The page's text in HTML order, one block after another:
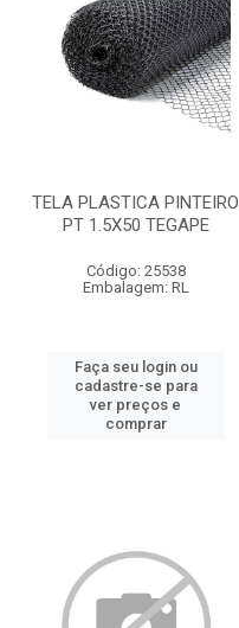
TELA PLASTICA PINTEIRO
PT 1.5X50 TEGAPE
Código: 25538
Embalagem: RL
Faça seu login ou
cadastre-se para
ver preços e
comprar